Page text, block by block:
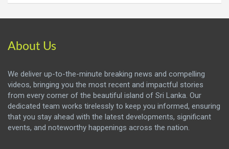
About Us
We deliver up-to-the-minute breaking news and compelling
videos, bringing you the most recent and impactful stories
from every corner of the beautiful island of Sri Lanka. Our
dedicated team works tirelessly to keep you informed, ensuring
that you stay ahead with the latest developments, significant
events, and noteworthy happenings across the nation.